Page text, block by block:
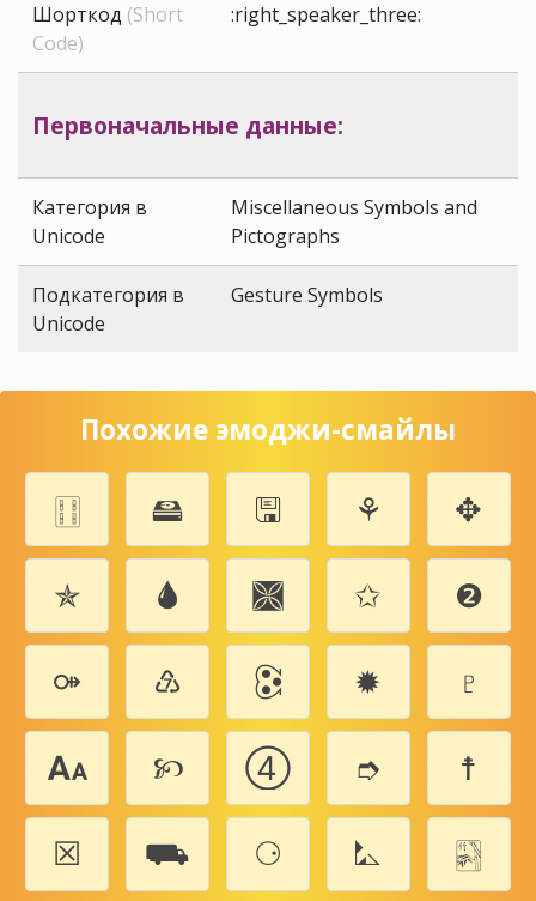
Шорткод (Short
Code)
:right_speaker_three:
Первоначальные данные:
Категория в
Unicode
Miscellaneous Symbols and
Pictographs
Подкатегория в
Unicode
Gesture Symbols
Похожие эмоджи-смайлы
🀓 🖴 🖫 ⚘
✥
✯
🌢 🙫 ✩
❷
⚩
♹ 🕃 ✹
♇
🗛
🙡 ➃ ➮
☨
☒
⛟ ⚆ ⛡ 🀤